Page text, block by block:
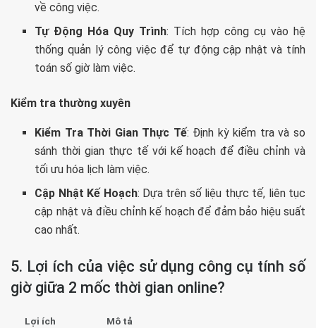
về công việc.
Tự Động Hóa Quy Trình: Tích hợp công cụ vào hệ
thống quản lý công việc để tự động cập nhật và tính
toán số giờ làm việc.
Kiểm tra thường xuyên
Kiểm Tra Thời Gian Thực Tế: Định kỳ kiểm tra và so
sánh thời gian thực tế với kế hoạch để điều chỉnh và
tối ưu hóa lịch làm việc.
Cập Nhật Kế Hoạch: Dựa trên số liệu thực tế, liên tục
cập nhật và điều chỉnh kế hoạch để đảm bảo hiệu suất
cao nhất.
5. Lợi ích của việc sử dụng công cụ tính số
giờ giữa 2 mốc thời gian online?
Lợi ích Mô tả